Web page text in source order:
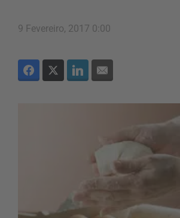
9 Fevereiro, 2017 0:00